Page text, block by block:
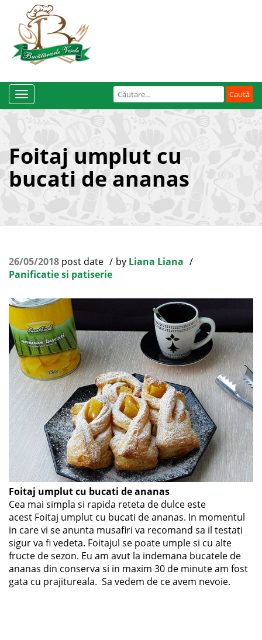
Caută
după:
Toggle
Navigation
Foitaj umplut cu
bucati de ananas
26/05/2018 post date by Liana Liana
Panificatie si patiserie
Foitaj umplut cu bucati de ananas
Cea mai simpla si rapida reteta de dulce este
acest Foitaj umplut cu bucati de ananas. In momentul
in care vi se anunta musafiri va recomand sa il testati
sigur va fi vedeta. Foitajul se poate umple si cu alte
fructe de sezon. Eu am avut la indemana bucatele de
ananas din conserva si in maxim 30 de minute am fost
gata cu prajitureala. Sa vedem de ce avem nevoie.